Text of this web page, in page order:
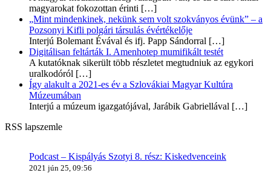
magyarokat fokozottan érinti […]
„Mint mindenkinek, nekünk sem volt szokványos évünk” – a
Pozsonyi Kifli polgári társulás évértékelője
Interjú Bolemant Évával és ifj. Papp Sándorral […]
Digitálisan feltárták I. Amenhotep mumifikált testét
A kutatóknak sikerült több részletet megtudniuk az egykori
uralkodóról […]
Így alakult a 2021-es év a Szlovákiai Magyar Kultúra
Múzeumában
Interjú a múzeum igazgatójával, Jarábik Gabriellával […]
RSS lapszemle
Podcast – Kispályás Szotyi 8. rész: Kiskedvenceink
2021 jún 25, 09:56